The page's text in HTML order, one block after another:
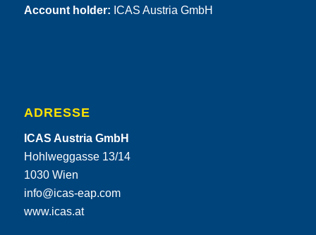
Account holder: ICAS Austria GmbH
ADRESSE
ICAS Austria GmbH
Hohlweggasse 13/14
1030 Wien
info@icas-eap.com
www.icas.at